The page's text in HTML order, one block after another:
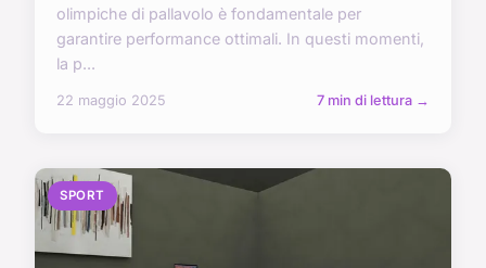
olimpiche di pallavolo è fondamentale per
garantire performance ottimali. In questi momenti,
la p...
22 maggio 2025 7 min di lettura →
SPORT